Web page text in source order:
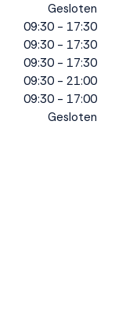
Gesloten
09:30 - 17:30
09:30 - 17:30
09:30 - 17:30
09:30 - 21:00
09:30 - 17:00
Gesloten